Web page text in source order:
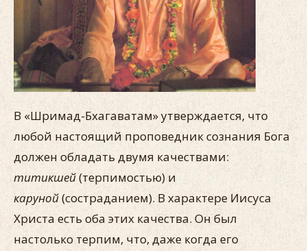
В «Шримад-Бхагаватам» утверждается, что
любой настоящий проповедник сознания Бога
должен обладать двумя качествами:
титикшей(терпимостью) и
каруной(состраданием). В характере Иисуса
Христа есть оба этих качества. Он был
настолько терпим, что, даже когда его